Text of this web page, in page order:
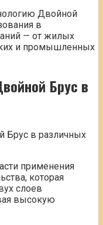
Двойной
в
— от жилых
и промышленных
Брус в
применения
которая
слоев
высокую